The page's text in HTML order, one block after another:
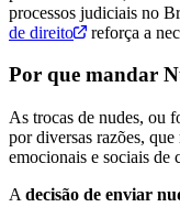
processos judiciais no
de direito
reforça a
Por que mandar
As trocas de nudes, ou
por diversas razões,
emocionais e sociais de
A decisão de enviar